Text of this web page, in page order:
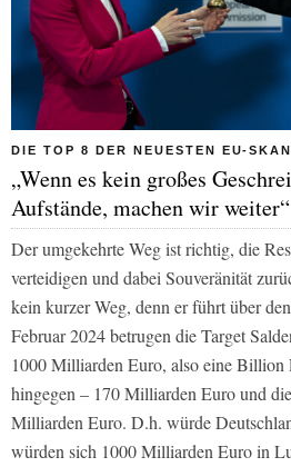
DIE TOP 8 DER NEUESTEN EU-
„Wenn es kein großes
Aufstände, machen wir weiter“
Der umgekehrte Weg ist richtig, die
verteidigen und dabei Souveränität
kein kurzer Weg, denn er führt über
Februar 2024 betrugen die Target
1000 Milliarden Euro, also eine Billion
hingegen – 170 Milliarden Euro und
Milliarden Euro. D.h. würde
würden sich 1000 Milliarden Euro in